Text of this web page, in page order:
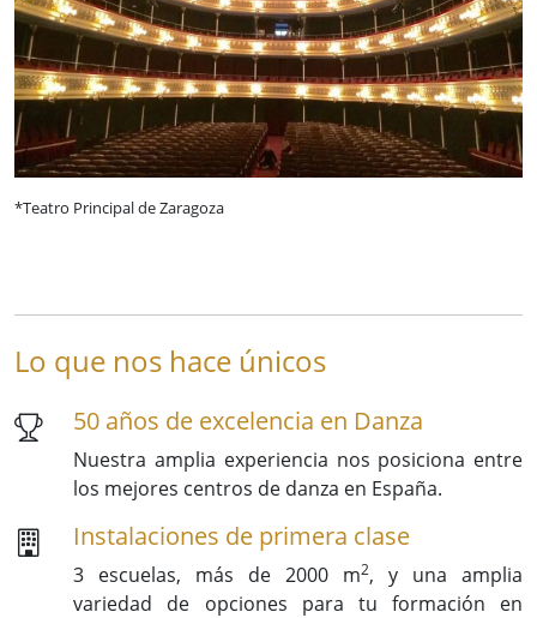
*Teatro Principal de Zaragoza
Lo que nos hace únicos
50 años de excelencia en Danza
Nuestra amplia experiencia nos posiciona entre
los mejores centros de danza en España.
Instalaciones de primera clase
3 escuelas, más de 2000 m2, y una amplia
variedad de opciones para tu formación en